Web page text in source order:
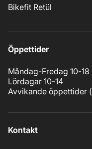
Bikefit Retül
Öppettider
Måndag-Fredag 10-18
Lördagar 10-14
Avvikande öppettider (
Kontakt